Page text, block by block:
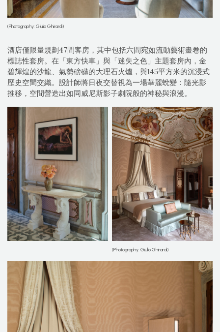
(Photography: Giulio Ghirardi)
酒店僅限量規劃47間客房，其中包括六間宛如流動藝術畫卷的
標誌性套房。在「東方快車」與「迷失之色」主題套房內，金
碧輝煌的沙龍、氣勢磅礴的大理石火爐，與145平方米的沉浸式
歷史空間交織。設計師將日夜交替視為一場華麗蛻變：隨光影
推移，空間營造出如同威尼斯影子劇院般的神秘與浪漫。
(Photography: Giulio Ghirardi)